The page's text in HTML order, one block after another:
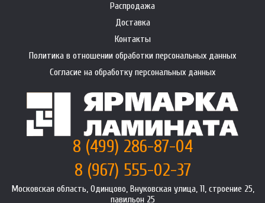
Распродажа
Доставка
Контакты
Политика в отношении обработки персональных данных
Согласие на обработку персональных данных
8 (499) 286-87-04
8 (967) 555-02-37
Московская область, Одинцово, Внуковская улица, 11, строение 25,
павильон 25